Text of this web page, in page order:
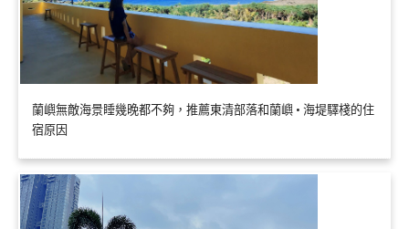
蘭嶼無敵海景睡幾晚都不夠，推薦東清部落和蘭嶼 • 海堤驛棧的住
宿原因